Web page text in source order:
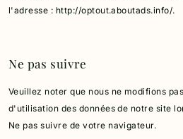
l'adresse : http://optout.aboutads.info/.
Ne pas suivre
Veuillez noter que nous ne modifions
d'utilisation des données de notre site
Ne pas suivre de votre navigateur.